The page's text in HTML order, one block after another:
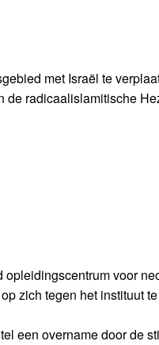
met Israël te
de radicaalislamitische
voor
zich tegen het instituut
een overname door de